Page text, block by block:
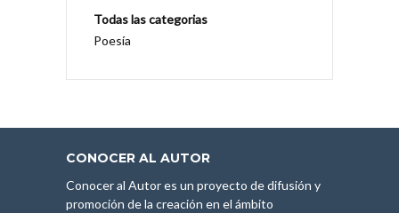
Todas las categorias
Poesía
CONOCER AL AUTOR
Conocer al Autor es un proyecto de difusión y
promoción de la creación en el ámbito